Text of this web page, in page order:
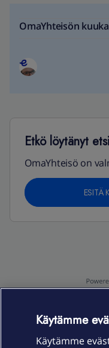
OmaYhteisön
Etkö löytänyt
OmaYhteisö on
ESITÄ
Käytämme
Käytämme